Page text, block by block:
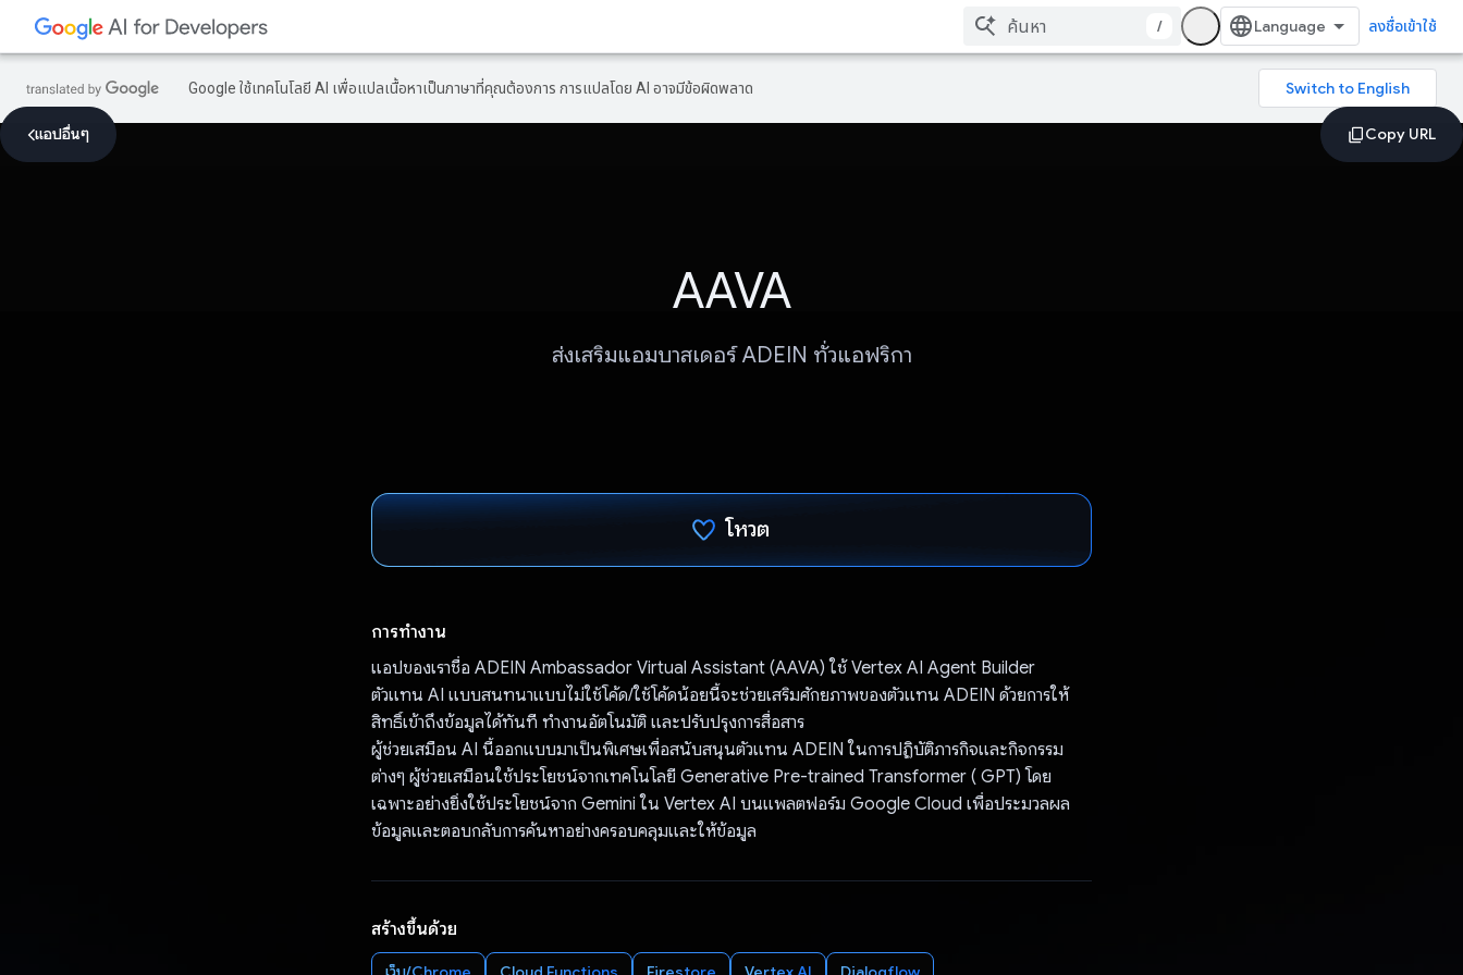
/ ลงชื่อเข้าใช้
Google ใช้เทคโนโลยี AI เพื่อแปลเนื้อหาเป็นภาษาที่คุณต้องการ การแปลโดย AI อาจมีข้อผิดพลาด
แอปอื่นๆ
AAVA
ส่งเสริมแอมบาสเดอร์ ADEIN ทั่วแอฟริกา
โหวต
การทำงาน
แอปของเราชื่อ ADEIN Ambassador Virtual Assistant (AAVA) ใช้ Vertex AI Agent Builder
ตัวแทน AI แบบสนทนาแบบไม่ใช้โค้ด/ใช้โค้ดน้อยนี้จะช่วยเสริมศักยภาพของตัวแทน ADEIN ด้วยการให้
สิทธิ์เข้าถึงข้อมูลได้ทันที ทำงานอัตโนมัติ และปรับปรุงการสื่อสาร
ผู้ช่วยเสมือน AI นี้ออกแบบมาเป็นพิเศษเพื่อสนับสนุนตัวแทน ADEIN ในการปฏิบัติภารกิจและกิจกรรม
ต่างๆ ผู้ช่วยเสมือนใช้ประโยชน์จากเทคโนโลยี Generative Pre-trained Transformer ( GPT) โดย
เฉพาะอย่างยิ่งใช้ประโยชน์จาก Gemini ใน Vertex AI บนแพลตฟอร์ม Google Cloud เพื่อประมวลผล
ข้อมูลและตอบกลับการค้นหาอย่างครอบคลุมและให้ข้อมูล
สร้างขึ้นด้วย